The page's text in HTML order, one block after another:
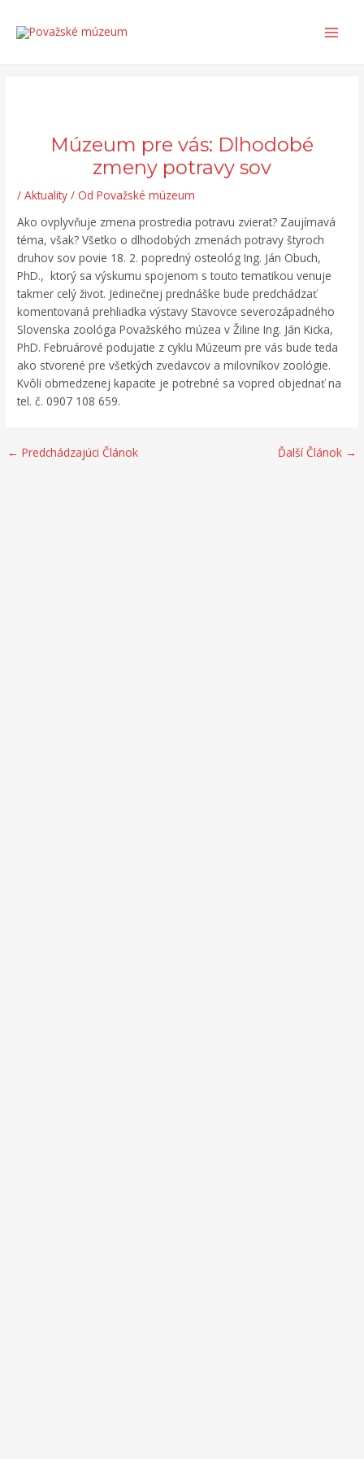
obsah
Múzeum pre vás: Dlhodobé
zmeny potravy sov
/Aktuality / Od Považské múzeum
Ako ovplyvňuje zmena prostredia potravu zvierat? Zaujímavá
téma, však? Všetko o dlhodobých zmenách potravy štyroch
druhov sov povie 18. 2. popredný osteológ Ing. Ján Obuch,
PhD., ktorý sa výskumu spojenom s touto tematikou venuje
takmer celý život. Jedinečnej prednáške bude predchádzať
komentovaná prehliadka výstavy Stavovce severozápadného
Slovenska zoológa Považského múzea v Žiline Ing. Ján Kicka,
PhD. Februárové podujatie z cyklu Múzeum pre vás bude teda
ako stvorené pre všetkých zvedavcov a milovníkov zoológie.
Kvôli obmedzenej kapacite je potrebné sa vopred objednať na
tel. č. 0907 108 659.
navigation
← Predchádzajúci Článok Ďalší Článok →